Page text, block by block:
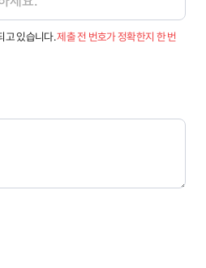
고 있습니다.제출 전 번호가 정확한지 한 번